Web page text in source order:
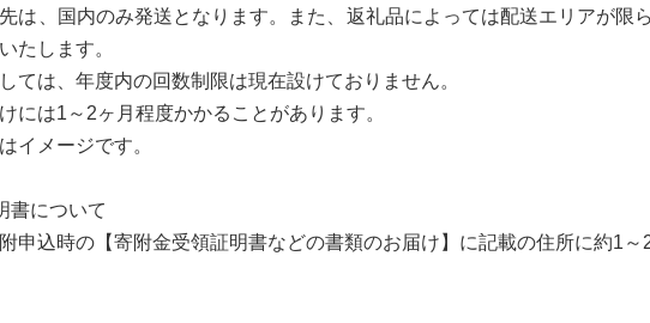
先は、国内のみ発送となります。また、返礼品によっては配送エリアが
たします。
ては、年度内の回数制限は現在設けておりません。
には1～2ヶ月程度かかることがあります。
イメージです。
書について
申込時の【寄附金受領証明書などの書類のお届け】に記載の住所に約1～